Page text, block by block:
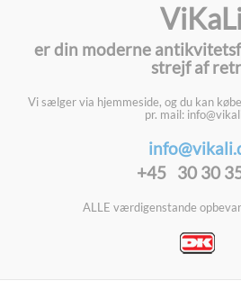
er din moderne
strejf af
Vi sælger via hjemmeside, og du kan
pr. mail:
+45 30 30
ALLE værdigenstande